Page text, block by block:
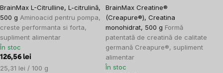
BrainMax L-Citrulline, L-citrulină,
500 g Aminoacid pentru pompa,
creste performanta si forta,
supliment alimentar
În stoc
126,56 lei
Evaluare
25,31 lei / 100 g
BrainMax Creatine®
(Creapure®), Creatina
monohidrat, 500 g Formă
patentată de creatină de calitate
germană Creapure®, supliment
alimentar
În stoc